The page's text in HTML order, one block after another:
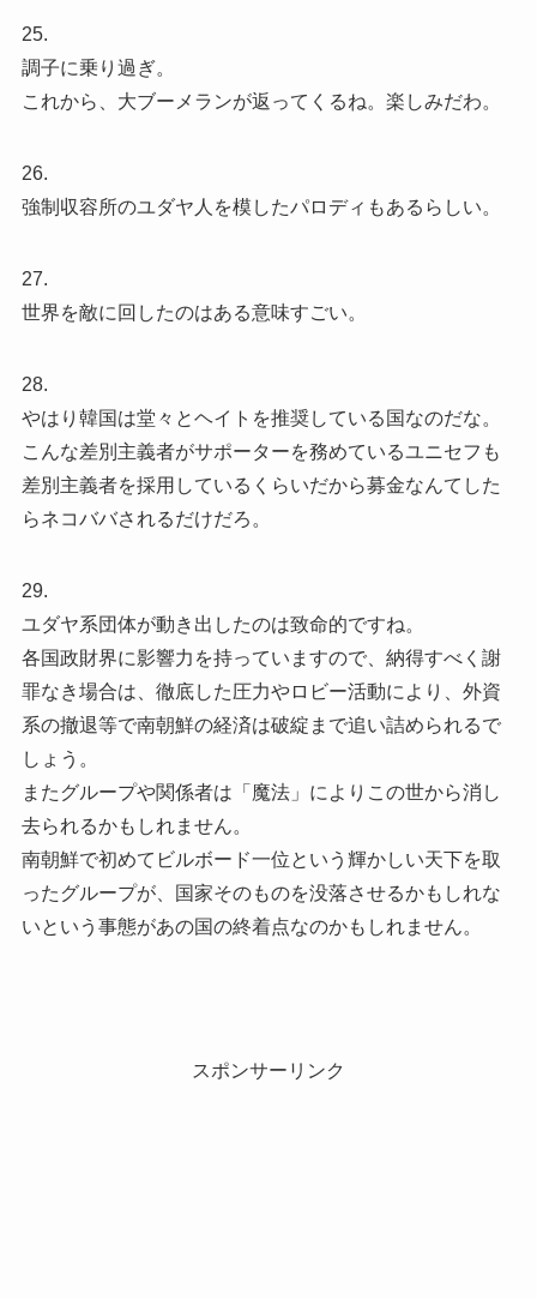
25.
調子に乗り過ぎ。
これから、大ブーメランが返ってくるね。楽しみだわ。
26.
強制収容所のユダヤ人を模したパロディもあるらしい。
27.
世界を敵に回したのはある意味すごい。
28.
やはり韓国は堂々とヘイトを推奨している国なのだな。
こんな差別主義者がサポーターを務めているユニセフも
差別主義者を採用しているくらいだから募金なんてした
らネコババされるだけだろ。
29.
ユダヤ系団体が動き出したのは致命的ですね。
各国政財界に影響力を持っていますので、納得すべく謝
罪なき場合は、徹底した圧力やロビー活動により、外資
系の撤退等で南朝鮮の経済は破綻まで追い詰められるで
しょう。
またグループや関係者は「魔法」によりこの世から消し
去られるかもしれません。
南朝鮮で初めてビルボード一位という輝かしい天下を取
ったグループが、国家そのものを没落させるかもしれな
いという事態があの国の終着点なのかもしれません。
スポンサーリンク